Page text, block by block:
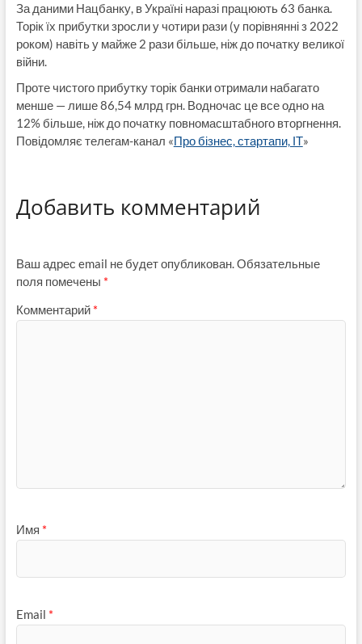
За даними Нацбанку, в Україні наразі працюють 63 банка.
Торік їх прибутки зросли у чотири рази (у порівнянні з 2022
роком) навіть у майже 2 рази більше, ніж до початку великої
війни.
Проте чистого прибутку торік банки отримали набагато
менше — лише 86,54 млрд грн. Водночас це все одно на
12% більше, ніж до початку повномасштабного вторгнення.
Повідомляє телегам-канал «Про бізнес, стартапи, ІТ»
Добавить комментарий
Ваш адрес email не будет опубликован.Обязательные
поля помечены *
Комментарий *
Имя *
Email *